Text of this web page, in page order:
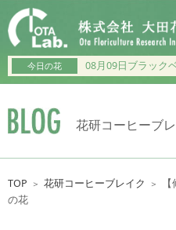
今日の花 08月09日ブラック
花研コーヒーブ
TOP ＞ 花研コーヒーブレイク ＞
の花